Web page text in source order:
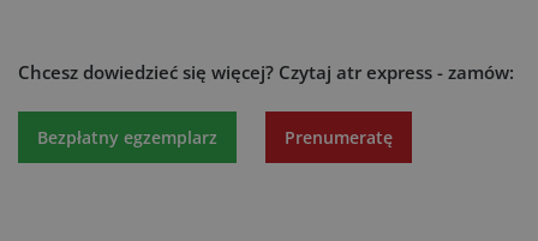
Chcesz dowiedzieć się więcej? Czytaj atr express - zamów:
Bezpłatny egzemplarz Prenumeratę